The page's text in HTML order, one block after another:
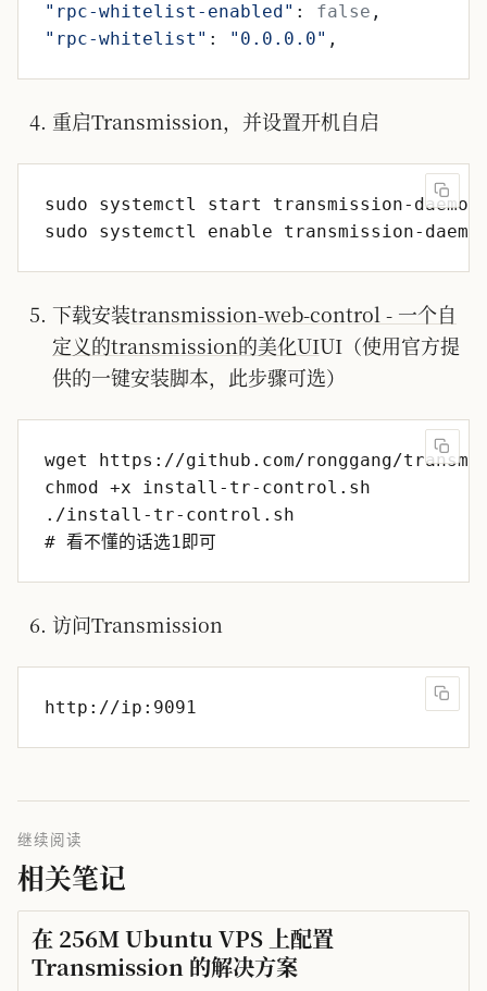
" rpc-whitelist-enabled" : false ,
" rpc-whitelist " : " 0.0.0.0" ,
重启Transmission，并设置开机自启
下载安装transmission-web-control - 一个自
定义的transmission的美化UIUI（使用官方提
供的一键安装脚本，此步骤可选）
访问Transmission
继续阅读
相关笔记
在 256M Ubuntu VPS 上配置
Transmission 的解决方案